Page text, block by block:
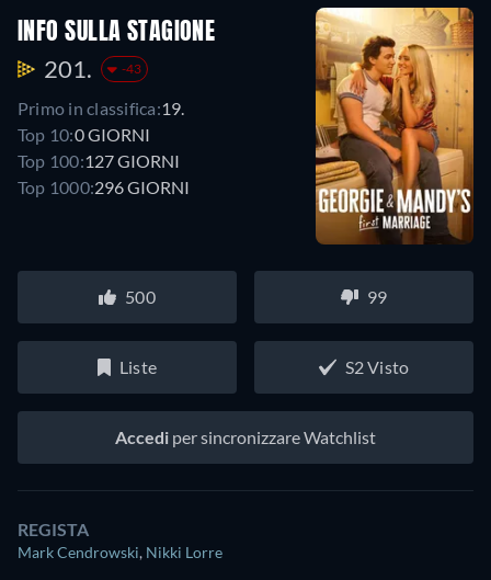
INFO SULLA STAGIONE
201. -43
Primo in classifica:19.
Top 10:0 GIORNI
Top 100:127 GIORNI
Top 1000:296 GIORNI
500 99
Liste S2 Visto
Accedi per sincronizzare Watchlist
REGISTA
Mark Cendrowski, Nikki Lorre